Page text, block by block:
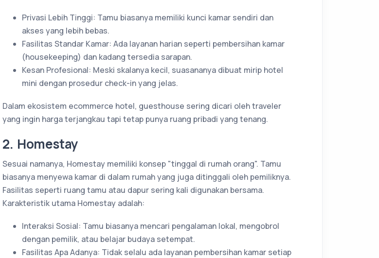
Privasi Lebih Tinggi: Tamu biasanya memiliki kunci kamar sendiri dan
akses yang lebih bebas.
Fasilitas Standar Kamar: Ada layanan harian seperti pembersihan kamar
(housekeeping) dan kadang tersedia sarapan.
Kesan Profesional: Meski skalanya kecil, suasananya dibuat mirip hotel
mini dengan prosedur check-in yang jelas.
Dalam ekosistem ecommerce hotel, guesthouse sering dicari oleh traveler
yang ingin harga terjangkau tapi tetap punya ruang pribadi yang tenang.
2. Homestay
Sesuai namanya, Homestay memiliki konsep "tinggal di rumah orang". Tamu
biasanya menyewa kamar di dalam rumah yang juga ditinggali oleh pemiliknya.
Fasilitas seperti ruang tamu atau dapur sering kali digunakan bersama.
Karakteristik utama Homestay adalah:
Interaksi Sosial: Tamu biasanya mencari pengalaman lokal, mengobrol
dengan pemilik, atau belajar budaya setempat.
Fasilitas Apa Adanya: Tidak selalu ada layanan pembersihan kamar setiap